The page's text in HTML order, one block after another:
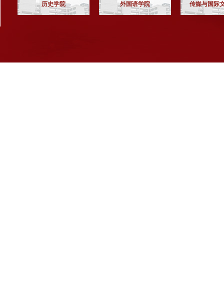
历史学院 外国语学院 传媒与国际